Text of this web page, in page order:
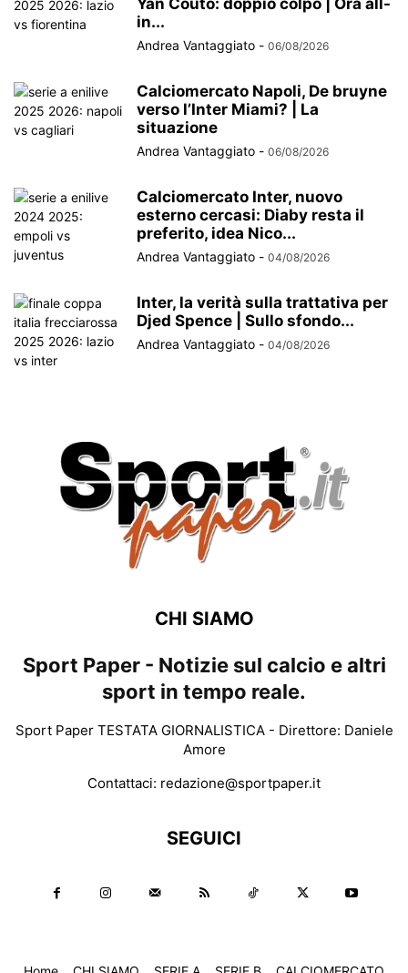
Yan Couto: doppio colpo | Ora all-
in...
Andrea Vantaggiato - 06/08/2026
Calciomercato Napoli, De bruyne
verso l’Inter Miami? | La
situazione
Andrea Vantaggiato - 06/08/2026
Calciomercato Inter, nuovo
esterno cercasi: Diaby resta il
preferito, idea Nico...
Andrea Vantaggiato - 04/08/2026
Inter, la verità sulla trattativa per
Djed Spence | Sullo sfondo...
Andrea Vantaggiato - 04/08/2026
CHI SIAMO
Sport Paper - Notizie sul calcio e altri
sport in tempo reale.
Sport Paper TESTATA GIORNALISTICA - Direttore: Daniele
Amore
Contattaci: redazione@sportpaper.it
SEGUICI